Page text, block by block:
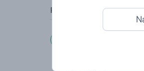
Rozmery:
Keďže sa jedná o